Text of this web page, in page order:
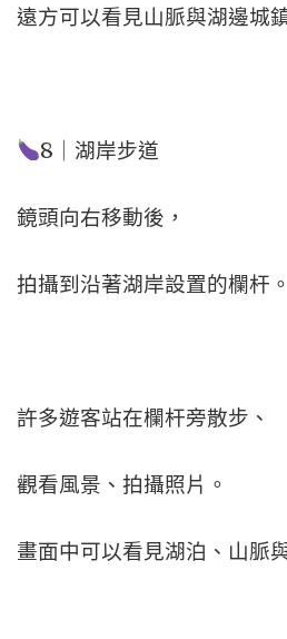
遠方可以看見山脈與湖邊城
8｜湖岸步道
鏡頭向右移動後，
拍攝到沿著湖岸設置的欄杆。
許多遊客站在欄杆旁散步、
觀看風景、拍攝照片。
畫面中可以看見湖泊、山脈